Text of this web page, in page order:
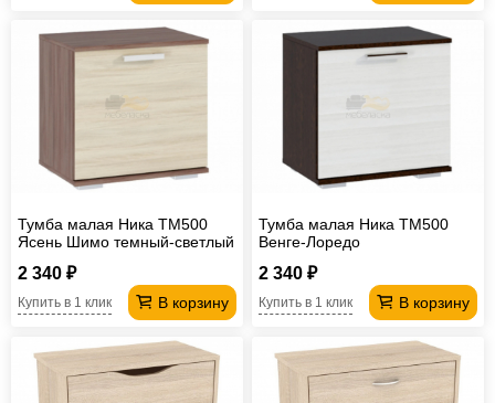
Тумба малая Ника ТМ500
Ясень Шимо темный-светлый
2 340 ₽
В корзину
Купить в 1 клик
Тумба малая Ника ТМ500
Венге-Лоредо
2 340 ₽
В корзину
Купить в 1 клик